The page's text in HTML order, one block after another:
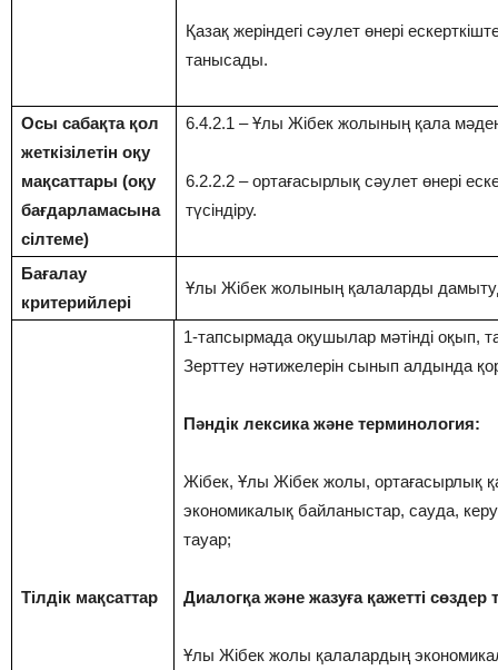
Қазақ жеріндегі сәулет өнері
танысады.
Осы сабақта қол
жеткізілетін оқу
мақсаттары (оқу
бағдарламасына
сілтеме)
6.4.2.1 – Ұлы Жібек жолының қала
6.2.2.2 – ортағасырлық сәулет өнері
түсіндіру.
Бағалау
критерийлері
Ұлы Жібек жолының қалаларды
Тілдік мақсаттар
1-тапсырмада оқушылар мәтінді оқып,
Зерттеу нәтижелерін сынып алдында
Пәндік лексика және терминология:
Жібек, Ұлы Жібек жолы, ортағасырлық
экономикалық байланыстар, сауда,
тауар;
Диалогқа және жазуға қажетті сөздер
Ұлы Жібек жолы қалалардың